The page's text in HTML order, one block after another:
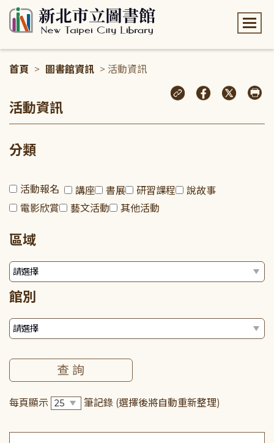
首頁 > 圖書館資訊 > 活動資訊
活動資訊
分類
活動報名 講座 書展 研習課程
說故事
電影欣賞
藝文活動 其他活動
區域
館別
每頁顯示 筆記錄 (選擇後將自動重新整理)